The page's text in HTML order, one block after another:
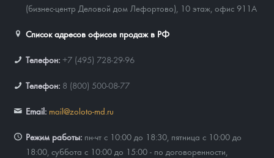
(бизнес-центр Деловой дом Лефортово), 10 этаж, офис 911А
Список адресов офисов продаж в РФ
Телефон: +7 (495) 728-29-96
Телефон: 8 (800) 500-08-77
Email: mail@zoloto-md.ru
Режим работы: пн-чт с 10:00 до 18:30, пятница с 10:00 до
18:00, суббота с 10:00 до 15:00 - по договоренности,